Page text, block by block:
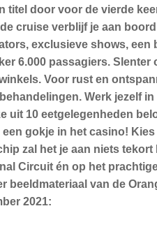
door voor de vierde
cruise verblijf je aan
exclusieve shows, een
6.000 passagiers. Slenter
Voor rust en
Werk jezelf in
uit 10 eetgelegenheden
gokje in het casino!
zal het je aan niets
Circuit én op het
beeldmateriaal van de
2021: